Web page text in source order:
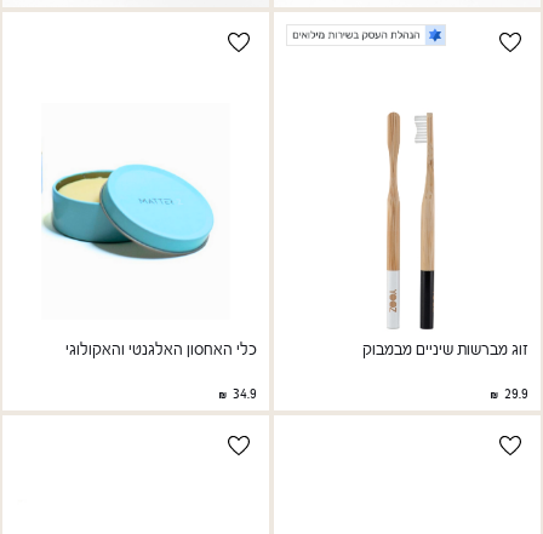
זוג מברשות שיניים מבמבוק
29.9
כלי האחסון האלגנטי והאקולוגי
34.9